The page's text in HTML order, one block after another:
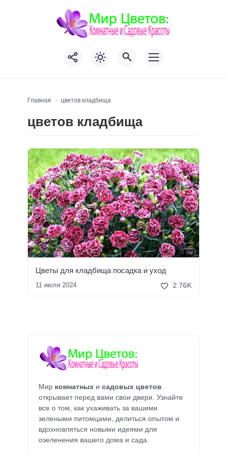
Главная цветов кладбища
цветов кладбища
Цветы для кладбища посадка и уход
11 июля 2024 2.76K
Мир комнатных и садовых цветов
открывает перед вами свои двери. Узнайте
все о том, как ухаживать за вашими
зелеными питомцами, делиться опытом и
вдохновляться новыми идеями для
озеленения вашего дома и сада.